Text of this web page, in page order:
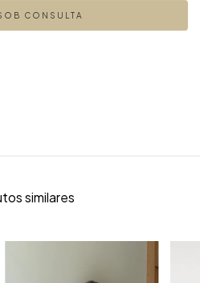
similares